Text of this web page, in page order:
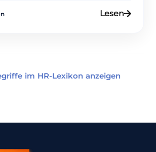
nicht nur das Grundgehalt, sondern
und Zusatzleistungen wie
fühlen sich wertgeschätzt,
Lesen
im HR-Lexikon anzeigen